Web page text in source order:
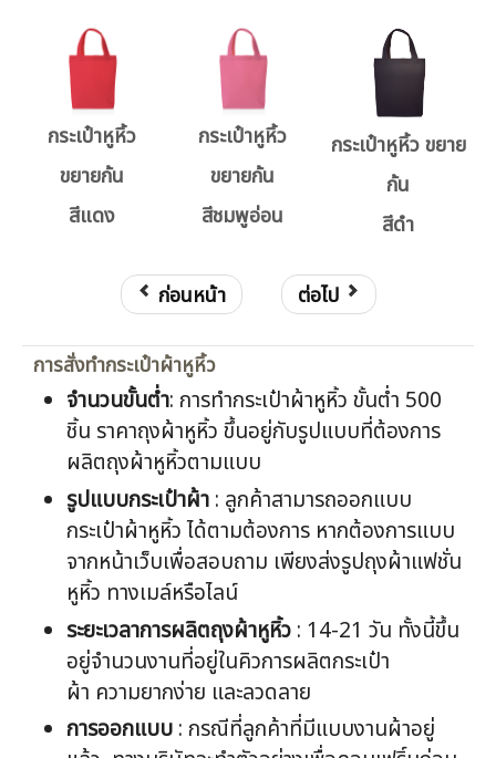
กระเป๋าหูหิ้ว
ขยายก้น
สีแดง
กระเป๋าหูหิ้ว
ขยายก้น
สีชมพูอ่อน
กระเป๋าหูหิ้ว ขยาย
ก้น
สีดำ
ก่อนหน้า ต่อไป
การสั่งทำกระเป๋าผ้าหูหิ้ว
จำนวนขั้นต่ำ: การทำกระเป๋าผ้าหูหิ้ว ขั้นต่ำ 500
ชิ้น ราคาถุงผ้าหูหิ้ว ขึ้นอยู่กับรูปแบบที่ต้องการ
ผลิตถุงผ้าหูหิ้วตามแบบ
รูปแบบกระเป๋าผ้า : ลูกค้าสามารถออกแบบ
กระเป๋าผ้าหูหิ้ว ได้ตามต้องการ หากต้องการแบบ
จากหน้าเว็บเพื่อสอบถาม เพียงส่งรูปถุงผ้าแฟชั่น
หูหิ้ว ทางเมล์หรือไลน์
ระยะเวลาการผลิตถุงผ้าหูหิ้ว : 14-21 วัน ทั้งนี้ขึ้น
อยู่จำนวนงานที่อยู่ในคิวการผลิตกระเป๋า
ผ้า ความยากง่าย และลวดลาย
การออกแบบ : กรณีที่ลูกค้าที่มีแบบงานผ้าอยู่